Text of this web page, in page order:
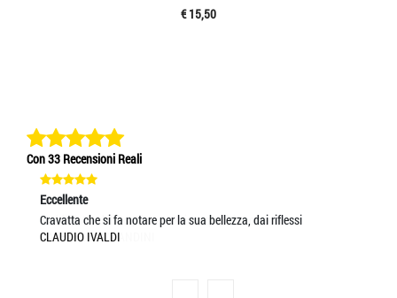
€ 15,50
Con 33 Recensioni Reali
Eccellente
Cravatta che si fa notare per la sua bellezza, dai riflessi
CLAUDIO IVALDI